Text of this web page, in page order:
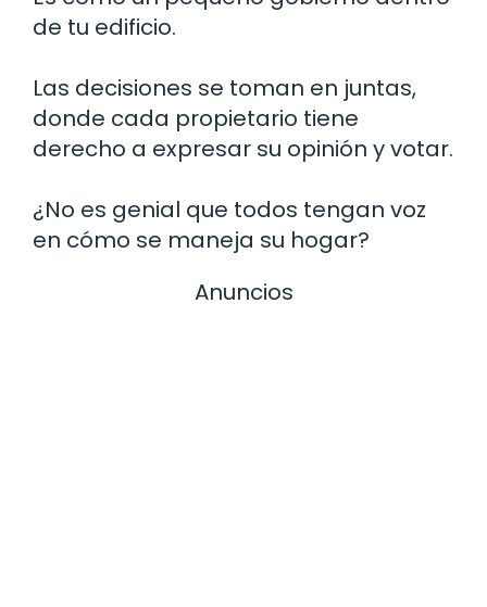
de tu edificio.
Las decisiones se toman en juntas,
donde cada propietario tiene
derecho a expresar su opinión y votar.
¿No es genial que todos tengan voz
en cómo se maneja su hogar?
Anuncios